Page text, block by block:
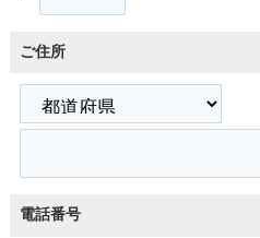
ご住所
電話番号